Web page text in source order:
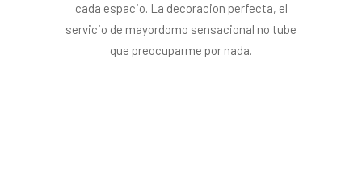
cada espacio. La decoracion perfecta, el
servicio de mayordomo sensacional no tube
que preocuparme por nada.